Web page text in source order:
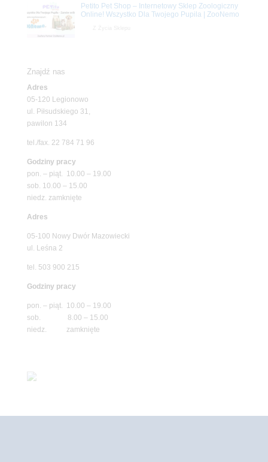
Petito Pet Shop – Internetowy Sklep Zoologiczny
Online! Wszystko Dla Twojego Pupila | ZooNemo
Znajdź nas
Adres
05-120 Legionowo
ul. Piłsudskiego 31,
pawilon 134
tel./fax. 22 784 71 96
Godziny pracy
pon. – piąt. 10.00 – 19.00
sob. 10.00 – 15.00
niedz. zamknięte
Adres
05-100 Nowy Dwór Mazowiecki
ul. Leśna 2
tel. 503 900 215
Godziny pracy
pon. – piąt. 10.00 – 19.00
sob. 8.00 – 15.00
niedz. zamknięte